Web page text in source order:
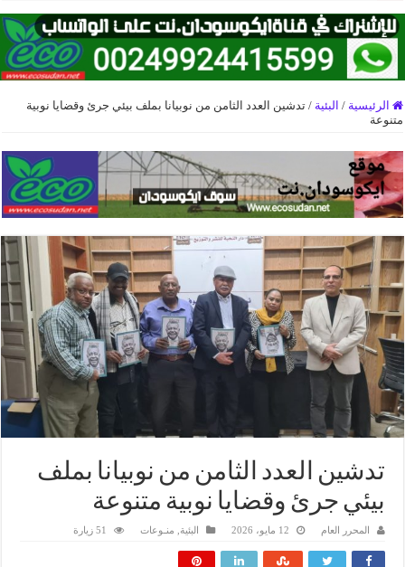
الرئيسية / البئية / تدشين العدد الثامن من نوبيانا بملف بيئي جرئ وقضايا نوبية
متنوعة
تدشين العدد الثامن من نوبيانا بملف
بيئي جرئ وقضايا نوبية متنوعة
المحرر العام 12 مايو، 2026 البئية منـوعات 51 زيارة